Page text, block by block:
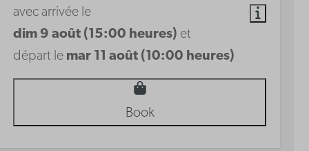
avec arrivée le
dim 9 août (15:00 heures) et
départ le mar 11 août (10:00 heures)
Book